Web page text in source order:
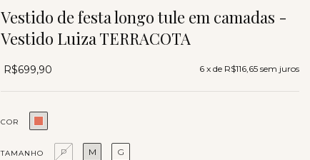
Vestido de festa longo tule em camadas -
Vestido Luiza TERRACOTA
R$699,90 6 x de R$116,65 sem juros
COR
TAMANHO P M G